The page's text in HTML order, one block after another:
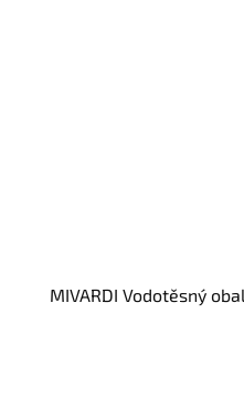
MIVARDI Vodotěsný